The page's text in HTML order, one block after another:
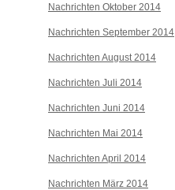
Nachrichten Oktober 2014
Nachrichten September 2014
Nachrichten August 2014
Nachrichten Juli 2014
Nachrichten Juni 2014
Nachrichten Mai 2014
Nachrichten April 2014
Nachrichten März 2014